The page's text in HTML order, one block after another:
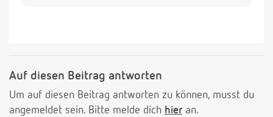
Auf diesen Beitrag antworten
Um auf diesen Beitrag antworten zu können, musst du
angemeldet sein. Bitte melde dich hier an.